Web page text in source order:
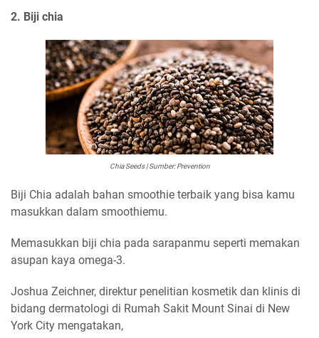
2. Biji chia
Chia Seeds | Sumber: Prevention
Biji Chia adalah bahan smoothie terbaik yang bisa kamu
masukkan dalam smoothiemu.
Memasukkan biji chia pada sarapanmu seperti memakan
asupan kaya omega-3.
Joshua Zeichner, direktur penelitian kosmetik dan klinis di
bidang dermatologi di Rumah Sakit Mount Sinai di New
York City mengatakan,